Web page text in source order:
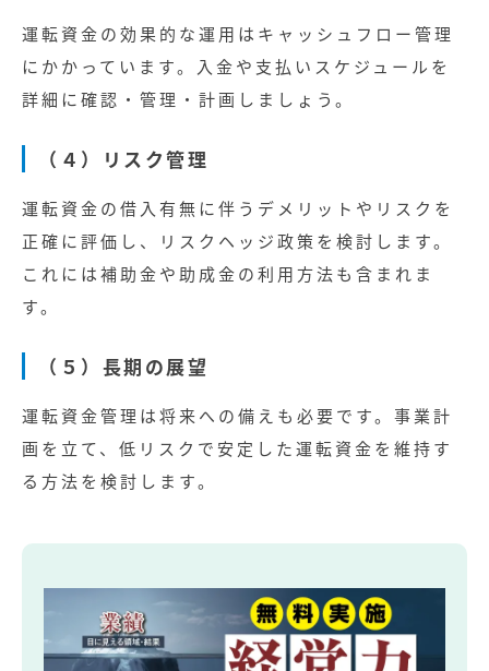
運転資金の効果的な運用はキャッシュフロー管理
にかかっています。入金や支払いスケジュールを
詳細に確認・管理・計画しましょう。
（４）リスク管理
運転資金の借入有無に伴うデメリットやリスクを
正確に評価し、リスクヘッジ政策を検討します。
これには補助金や助成金の利用方法も含まれま
す。
（５）長期の展望
運転資金管理は将来への備えも必要です。事業計
画を立て、低リスクで安定した運転資金を維持す
る方法を検討します。